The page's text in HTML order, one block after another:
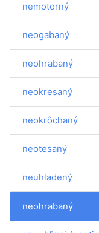
nemotorný
neogabaný
neohrabaný
neokresaný
neokrôchaný
neotesaný
neuhladený
neohrabaný